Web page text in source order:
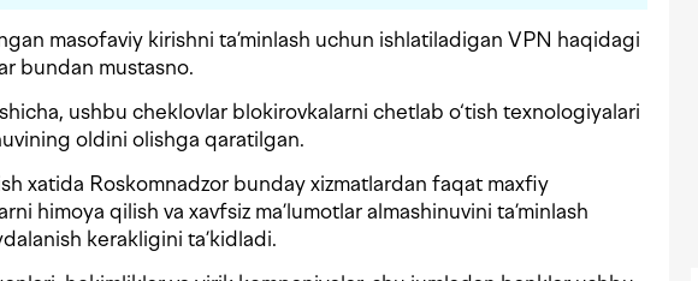
masofaviy kirishni ta’minlash uchun ishlatiladigan VPN haqidagi
bundan mustasno.
ushbu cheklovlar blokirovkalarni chetlab o‘tish texnologiyalari
oldini olishga qaratilgan.
xatida Roskomnadzor bunday xizmatlardan faqat maxfiy
himoya qilish va xavfsiz ma’lumotlar almashinuvini ta’minlash
kerakligini ta’kidladi.